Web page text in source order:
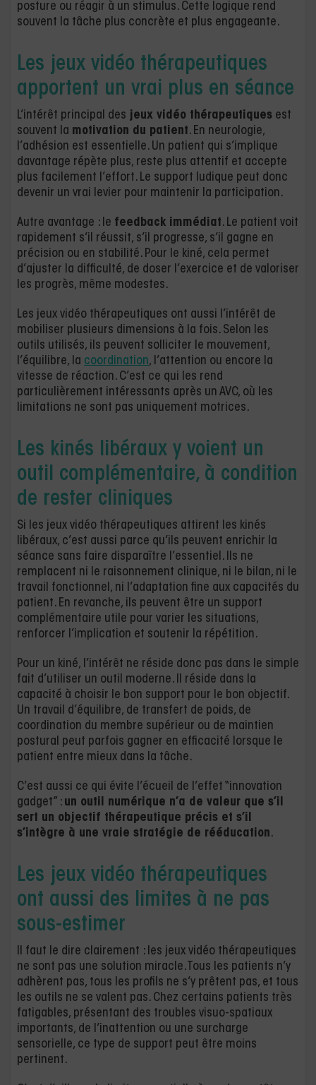
posture ou réagir à un stimulus. Cette logique rend
souvent la tâche plus concrète et plus engageante.
Les jeux vidéo thérapeutiques
apportent un vrai plus en séance
L’intérêt principal des jeux vidéo thérapeutiques est
souvent la motivation du patient. En neurologie,
l’adhésion est essentielle. Un patient qui s’implique
davantage répète plus, reste plus attentif et accepte
plus facilement l’effort. Le support ludique peut donc
devenir un vrai levier pour maintenir la participation.
Autre avantage : le feedback immédiat. Le patient voit
rapidement s’il réussit, s’il progresse, s’il gagne en
précision ou en stabilité. Pour le kiné, cela permet
d’ajuster la difficulté, de doser l’exercice et de valoriser
les progrès, même modestes.
Les jeux vidéo thérapeutiques ont aussi l’intérêt de
mobiliser plusieurs dimensions à la fois. Selon les
outils utilisés, ils peuvent solliciter le mouvement,
l’équilibre, la coordination, l’attention ou encore la
vitesse de réaction. C’est ce qui les rend
particulièrement intéressants après un AVC, où les
limitations ne sont pas uniquement motrices.
Les kinés libéraux y voient un
outil complémentaire, à condition
de rester cliniques
Si les jeux vidéo thérapeutiques attirent les kinés
libéraux, c’est aussi parce qu’ils peuvent enrichir la
séance sans faire disparaître l’essentiel. Ils ne
remplacent ni le raisonnement clinique, ni le bilan, ni le
travail fonctionnel, ni l’adaptation fine aux capacités du
patient. En revanche, ils peuvent être un support
complémentaire utile pour varier les situations,
renforcer l’implication et soutenir la répétition.
Pour un kiné, l’intérêt ne réside donc pas dans le simple
fait d’utiliser un outil moderne. Il réside dans la
capacité à choisir le bon support pour le bon objectif.
Un travail d’équilibre, de transfert de poids, de
coordination du membre supérieur ou de maintien
postural peut parfois gagner en efficacité lorsque le
patient entre mieux dans la tâche.
C’est aussi ce qui évite l’écueil de l’effet “innovation
gadget” : un outil numérique n’a de valeur que s’il
sert un objectif thérapeutique précis et s’il
s’intègre à une vraie stratégie de rééducation.
Les jeux vidéo thérapeutiques
ont aussi des limites à ne pas
sous-estimer
Il faut le dire clairement : les jeux vidéo thérapeutiques
ne sont pas une solution miracle. Tous les patients n’y
adhèrent pas, tous les profils ne s’y prêtent pas, et tous
les outils ne se valent pas. Chez certains patients très
fatigables, présentant des troubles visuo-spatiaux
importants, de l’inattention ou une surcharge
sensorielle, ce type de support peut être moins
pertinent.